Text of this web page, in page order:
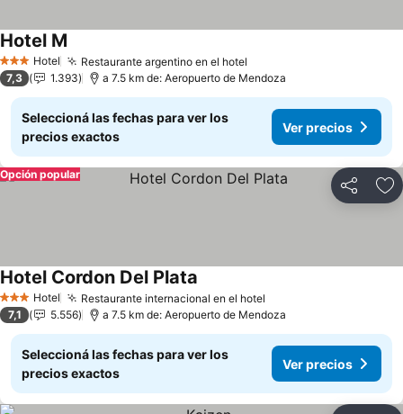
3 Estrellas
Hotel Restaurante argentino en el hotel
Hotel M
7,3 1.393 a 7.5 km de: Aeropuerto de Mendoza
Seleccioná las fechas para ver los
precios exactos
Ver precios
Compartir
Opción popular
3 Estrellas
Hotel Restaurante internacional en el hotel
Hotel Cordon Del Plata
7,1 5.556 a 7.5 km de: Aeropuerto de Mendoza
Seleccioná las fechas para ver los
precios exactos
Ver precios